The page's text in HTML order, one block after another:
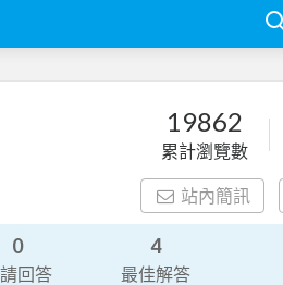
19862
累計瀏覽數
站內簡訊
0
回答
4
最佳解答